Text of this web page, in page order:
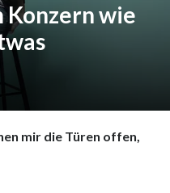
Konzern wie
mir die Türen offen,